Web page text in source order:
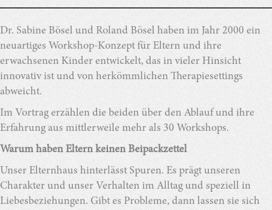
Dr. Sabine Bösel und Roland Bösel haben im Jahr 2000 ein
neuartiges Workshop-Konzept für Eltern und ihre
erwachsenen Kinder entwickelt, das in vieler Hinsicht
innovativ ist und von herkömmlichen Therapiesettings
abweicht.
Im Vortrag erzählen die beiden über den Ablauf und ihre
Erfahrung aus mittlerweile mehr als 30 Workshops.
Warum haben Eltern keinen Beipackzettel
Unser Elternhaus hinterlässt Spuren. Es prägt unseren
Charakter und unser Verhalten im Alltag und speziell in
Liebesbeziehungen. Gibt es Probleme, dann lassen sie sich